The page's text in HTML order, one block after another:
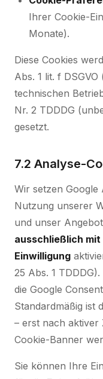
Ihrer Cookie-
Monate).
Diese Cookies
Abs. 1 lit. f
technischen
Nr. 2 TDDDG
gesetzt.
7.2 Analyse-
Wir setzen Google
Nutzung unserer
und unser
ausschließlich
Einwilligung
25 Abs. 1
die Google
Standardmäßig ist
– erst nach aktiver
Cookie-Banner
Sie können Ihre